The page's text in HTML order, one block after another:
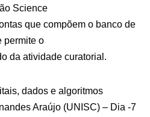
Science
que compõem o banco de
permite o
da atividade curatorial.
dados e algoritmos
Araújo (UNISC) – Dia -7